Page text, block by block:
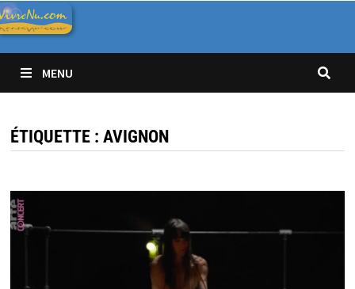
Passer
au
contenu
MENU
ÉTIQUETTE : AVIGNON